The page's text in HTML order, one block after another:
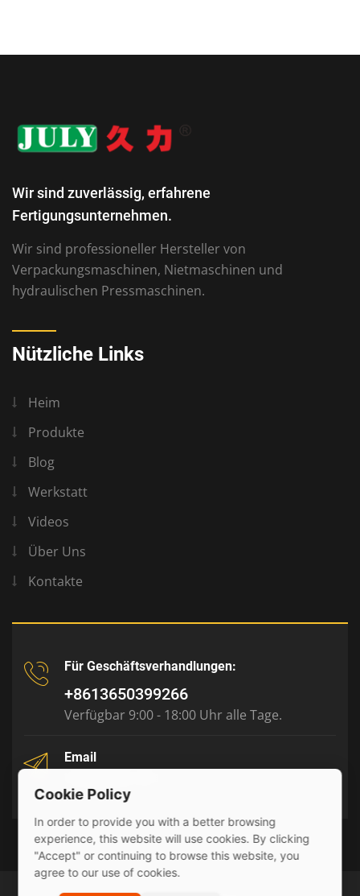
Wir sind zuverlässig, erfahrene
Fertigungsunternehmen.
Wir sind professioneller Hersteller von
Verpackungsmaschinen, Nietmaschinen und
hydraulischen Pressmaschinen.
Nützliche Links
Heim
Produkte
Blog
Werkstatt
Videos
Über Uns
Kontakte
Für Geschäftsverhandlungen:
+8613650399266
Verfügbar 9:00 - 18:00 Uhr alle Tage.
Email
Cookie Policy
In order to provide you with a better browsing
experience, this website will use cookies. By clicking
"Accept" or continuing to browse this website, you
agree to our use of cookies.